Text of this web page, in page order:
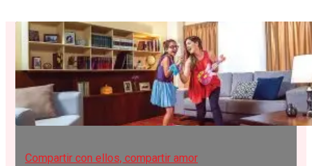
Compartir con ellos, compartir amor